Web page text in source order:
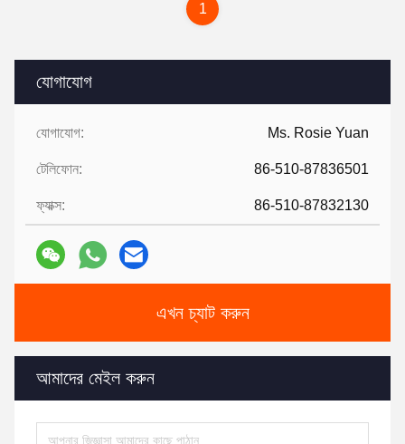
যোগাযোগ
যোগাযোগ: Ms. Rosie Yuan
টেলিফোন: 86-510-87836501
ফ্যাক্স: 86-510-87832130
এখন চ্যাট করুন
আমাদের মেইল ​​করুন
1